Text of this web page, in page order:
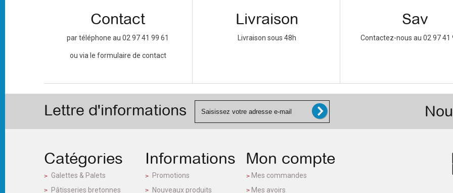
Contact
par téléphone au 02 97 41 99 61
ou via le formulaire de contact
Livraison
Livraison sous 48h
Sav
Contactez-nous au 02 97 41
Lettre d'informations
Catégories
Galettes & Palets
Pâtisseries bretonnes
Informations
Promotions
Nouveaux produits
Mon compte
Mes commandes
Mes avoirs